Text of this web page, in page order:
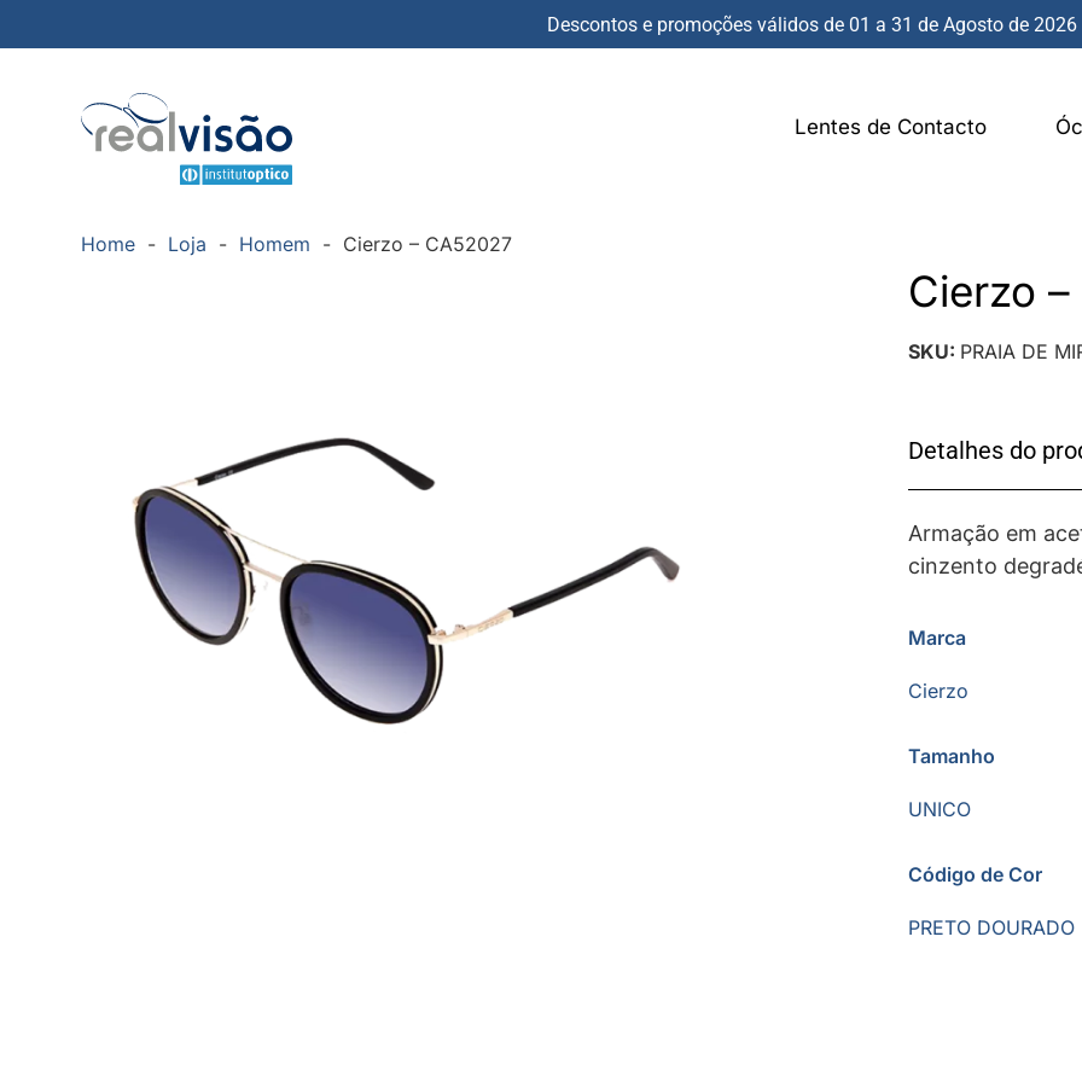
Descontos e promoções válidos de 01 a 31 de Agosto de 2026
Lentes de Contacto
Home - Loja - Homem - Cierzo – CA52027
Cierzo
SKU: PRAIA DE
Detalhes do
Armação em
cinzento
Marca
Cierzo
Tamanho
UNICO
Código de Cor
PRETO DOURADO